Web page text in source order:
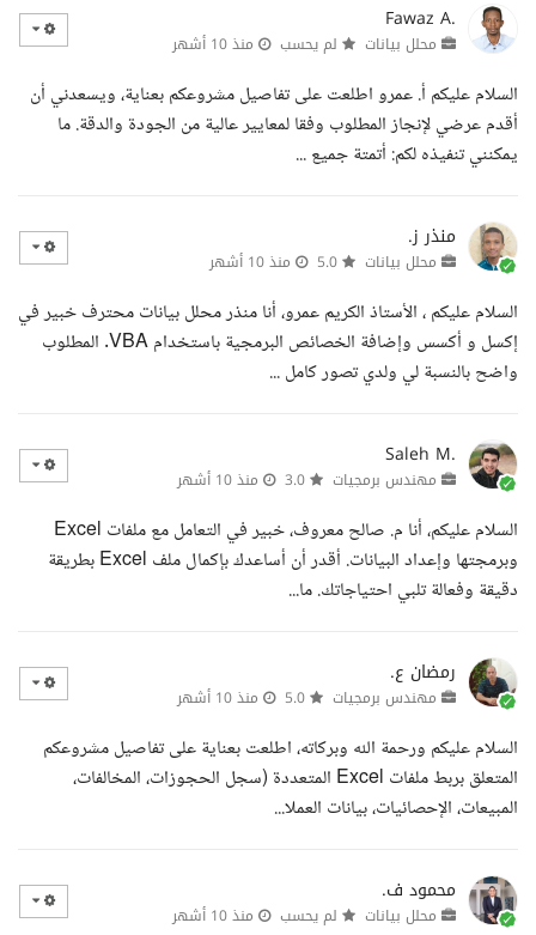
Fawaz A.
محلل بيانات لم يحسب منذ 10 أشهر
السلام عليكم أ. عمرو اطلعت على تفاصيل مشروعكم بعناية، ويسعدني أن
أقدم عرضي لإنجاز المطلوب وفقا لمعايير عالية من الجودة والدقة. ما
يمكنني تنفيذه لكم: أتمتة جميع ...
منذر ز.
محلل بيانات منذ 10 أشهر
السلام عليكم ، الأستاذ الكريم عمرو، أنا منذر محلل بيانات محترف خبير في
إكسل و أكسس وإضافة الخصائص البرمجية باستخدام VBA. المطلوب
واضح بالنسبة لي ولدي تصور كامل ...
Saleh M.
مهندس برمجيات منذ 10 أشهر
السلام عليكم، أنا م. صالح معروف، خبير في التعامل مع ملفات Excel
وبرمجتها وإعداد البيانات. أقدر أن أساعدك بإكمال ملف Excel بطريقة
دقيقة وفعالة تلبي احتياجاتك. ما...
رمضان ع.
مهندس برمجيات منذ 10 أشهر
السلام عليكم ورحمة الله وبركاته، اطلعت بعناية على تفاصيل مشروعكم
المتعلق بربط ملفات Excel المتعددة (سجل الحجوزات، المخالفات،
المبيعات، الإحصائيات، بيانات العملا...
محمود ف.
محلل بيانات لم يحسب منذ 10 أشهر